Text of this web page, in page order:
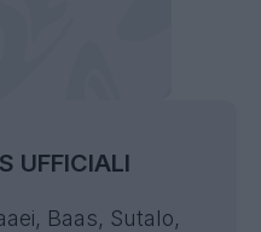
UFFICIALI
Baas, Sutalo,